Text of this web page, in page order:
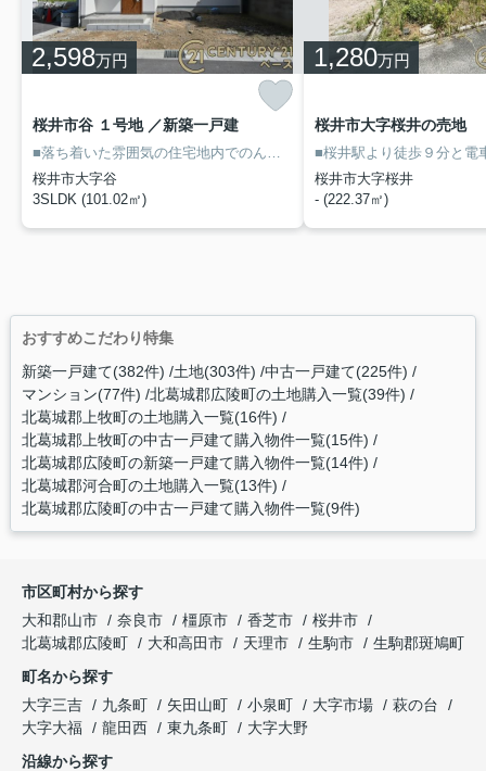
2,598万円
桜井市谷 １号地 ／新築一戸建
■落ち着いた雰囲気の住宅地内でのんびりＬＩＦＥ！
■暮らしに役立つ
桜井市大字谷
3SLDK (101.02㎡)
1,280万円
桜井市大字桜井の売地
桜井市大字桜井
- (222.37㎡)
おすすめこだわり特集
新築一戸建て(382件) 土地(303件) 中古一戸建て(225件)
マンション(77件) 北葛城郡広陵町の土地購入一覧(39件)
北葛城郡上牧町の土地購入一覧(16件)
北葛城郡上牧町の中古一戸建て購入物件一覧(15件)
北葛城郡広陵町の新築一戸建て購入物件一覧(14件)
北葛城郡河合町の土地購入一覧(13件)
北葛城郡広陵町の中古一戸建て購入物件一覧(9件)
市区町村から探す
大和郡山市
奈良市 橿原市 香芝市
桜井市
北葛城郡広陵町
大和高田市 天理市 生駒市
生駒郡斑鳩町
町名から探す
大字三吉
九条町 矢田山町 小泉町 大字市場
萩の台
大字大福
龍田西 東九条町
大字大野
沿線から探す